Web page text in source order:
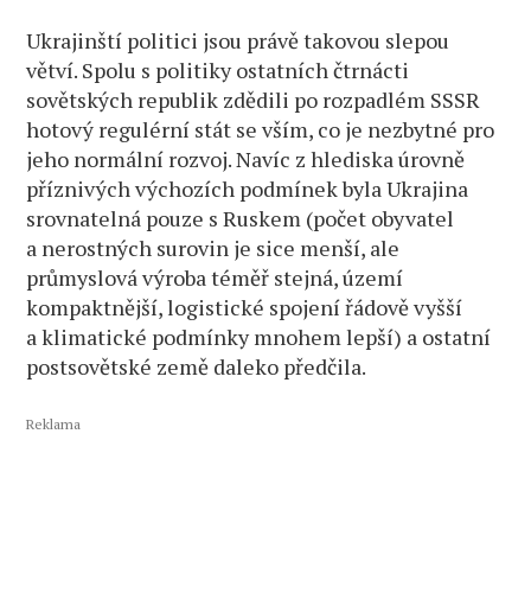
Ukrajinští politici jsou právě takovou slepou
větví. Spolu s politiky ostatních čtrnácti
sovětských republik zdědili po rozpadlém SSSR
hotový regulérní stát se vším, co je nezbytné pro
jeho normální rozvoj. Navíc z hlediska úrovně
příznivých výchozích podmínek byla Ukrajina
srovnatelná pouze s Ruskem (počet obyvatel
a nerostných surovin je sice menší, ale
průmyslová výroba téměř stejná, území
kompaktnější, logistické spojení řádově vyšší
a klimatické podmínky mnohem lepší) a ostatní
postsovětské země daleko předčila.
Reklama